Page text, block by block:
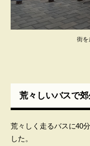
街を
荒々しいバスで
荒々しく走るバスに40
した。